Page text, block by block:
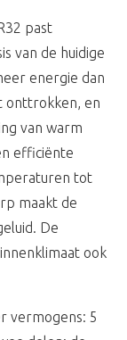
past
van de huidige
energie dan
onttrokken, en
van warm
efficiënte
tot
maakt de
De
ook
vermogens: 5